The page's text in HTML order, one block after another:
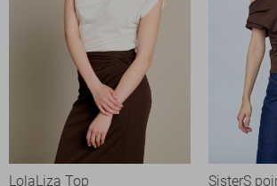
LolaLiza Top
SisterS